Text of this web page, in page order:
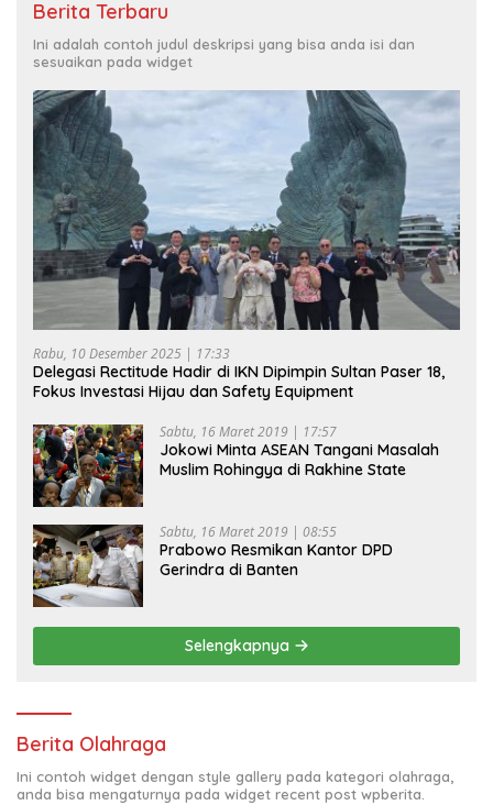
Berita Terbaru
Ini adalah contoh judul deskripsi yang bisa anda isi dan
sesuaikan pada widget
Rabu, 10 Desember 2025 | 17:33
Delegasi Rectitude Hadir di IKN Dipimpin Sultan Paser 18,
Fokus Investasi Hijau dan Safety Equipment
Sabtu, 16 Maret 2019 | 17:57
Jokowi Minta ASEAN Tangani Masalah
Muslim Rohingya di Rakhine State
Sabtu, 16 Maret 2019 | 08:55
Prabowo Resmikan Kantor DPD
Gerindra di Banten
Selengkapnya
Berita Olahraga
Ini contoh widget dengan style gallery pada kategori olahraga,
anda bisa mengaturnya pada widget recent post wpberita.